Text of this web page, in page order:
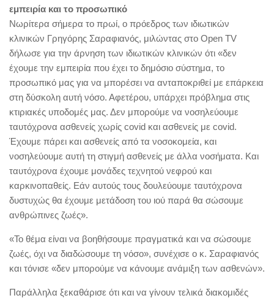
εμπειρία και το προσωπικό
Νωρίτερα σήμερα το πρωί, ο πρόεδρος των ιδιωτικών
κλινικών Γρηγόρης Σαραφιανός, μιλώντας στο Open TV
δήλωσε για την άρνηση των ιδιωτικών κλινικών ότι «δεν
έχουμε την εμπειρία που έχει το δημόσιο σύστημα, το
προσωπικό μας για να μπορέσει να ανταποκριθεί με επάρκεια
στη δύσκολη αυτή νόσο. Αφετέρου, υπάρχει πρόβλημα στις
κτιριακές υποδομές μας. Δεν μπορούμε να νοσηλεύουμε
ταυτόχρονα ασθενείς χωρίς covid και ασθενείς με covid.
Έχουμε πάρει και ασθενείς από τα νοσοκομεία, και
νοσηλεύουμε αυτή τη στιγμή ασθενείς με άλλα νοσήματα. Και
ταυτόχρονα έχουμε μονάδες τεχνητού νεφρού και
καρκινοπαθείς. Εάν αυτούς τους δουλεύουμε ταυτόχρονα
δυστυχώς θα έχουμε μετάδοση του ιού παρά θα σώσουμε
ανθρώπινες ζωές».
«Το θέμα είναι να βοηθήσουμε πραγματικά και να σώσουμε
ζωές, όχι να διαδώσουμε τη νόσο», συνέχισε ο κ. Σαραφιανός
και τόνισε «δεν μπορούμε να κάνουμε ανάμιξη των ασθενών».
Παράλληλα ξεκαθάρισε ότι και να γίνουν τελικά διακομιδές